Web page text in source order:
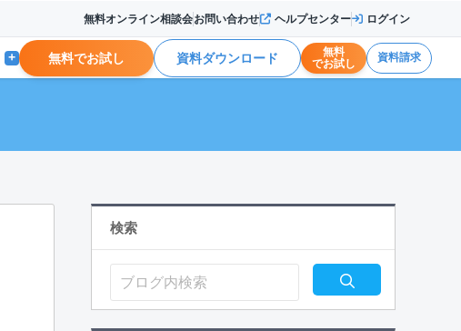
無料オンライン相談会お問い合わせ ヘルプセンター ログイン
+ 無料でお試し 資料ダウンロード
無料
でお試し
資料請求
検索